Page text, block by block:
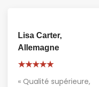
Lisa Carter,
Allemagne
★★★★★
« Qualité supérieure,